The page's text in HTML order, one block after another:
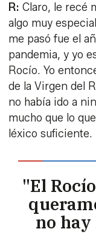
no había ido a
mucho que lo
léxico suficiente.
"El
no
P: La veo
Es que mi
lejos, pues,